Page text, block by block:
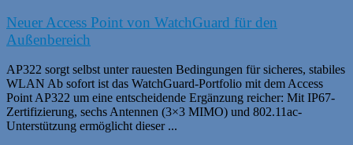
Neuer Access Point von WatchGuard für den
Außenbereich
AP322 sorgt selbst unter rauesten Bedingungen für sicheres, stabiles
WLAN Ab sofort ist das WatchGuard-Portfolio mit dem Access
Point AP322 um eine entscheidende Ergänzung reicher: Mit IP67-
Zertifizierung, sechs Antennen (3×3 MIMO) und 802.11ac-
Unterstützung ermöglicht dieser ...